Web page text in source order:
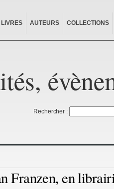
LIVRES AUTEURS COLLECTIONS
Rechercher :
Franzen, en